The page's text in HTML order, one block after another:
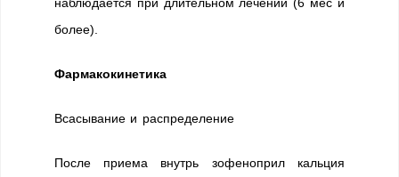
более).
Фармакокинетика
Всасывание и распределение
После приема внутрь зофеноприл кальция